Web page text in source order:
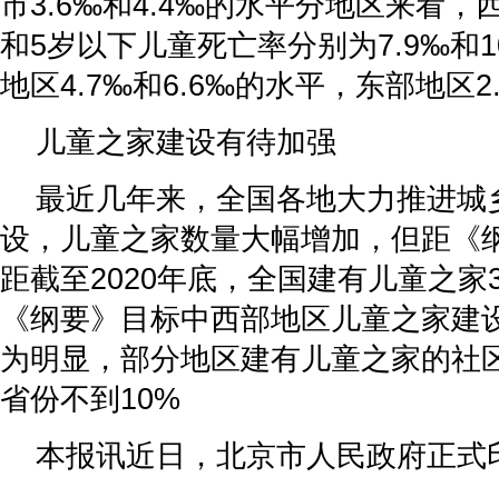
和5岁以下儿童死亡率分别为7.9‰和
地区4.7‰和6.6‰的水平，东部地区
儿童之家建设有待加强
最近几年来，全国各地大力推进城
设，儿童之家数量大幅增加，但距《
距截至2020年底，全国建有儿童之
《纲要》目标中西部地区儿童之家建
为明显，部分地区建有儿童之家的社
省份不到10%
本报讯近日，北京市人民政府正式